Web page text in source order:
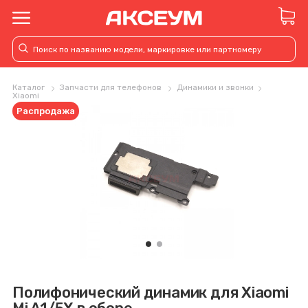
Каталог Запчасти для телефонов
Динамики и звонки
Xiaomi
Полифонический динамик для Xiaomi
Распродажа